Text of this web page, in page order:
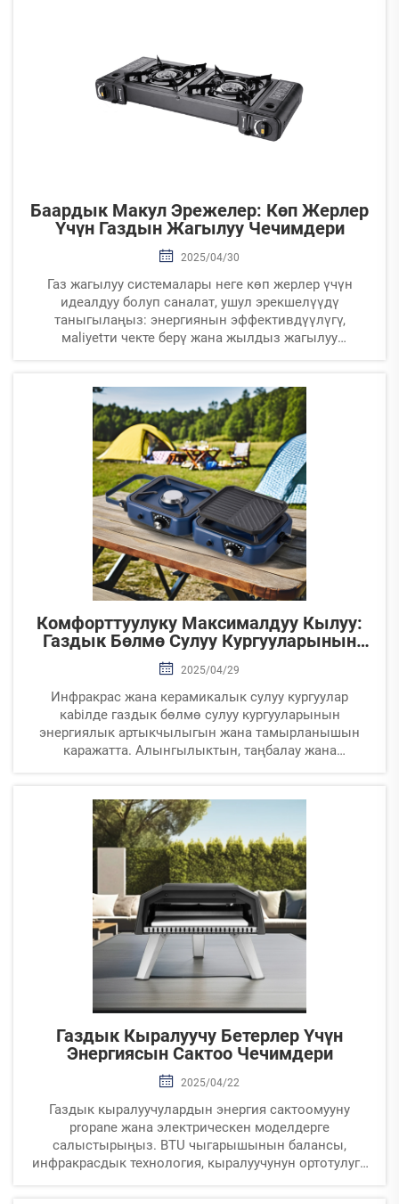
Баардык Макул Эрежелер: Көп Жерлер
Үчүн Газдын Жагылуу Чечимдери
2025/04/30
Газ жагылуу системалары неге көп жерлер үчүн
идеалдуу болуп саналат, ушул эрекшелүүдү
таныгылаңыз: энергиянын эффективдүүлүгү,
мaliyetти чекте берү жана жылдыз жагылуу
таныгылаңыз, ал экинчи эле термик комфорттуу
максималдуу кылуу жана мaliyetтерди минималдуу
кылууда.
Комфорттуулуку Максималдуу Кылуу:
Газдык Бөлмө Сулуу Кургууларынын
Артыкчылыктары
2025/04/29
Инфракрас жана керамикалык сулуу кургуулар
кabiлде газдык бөлмө сулуу кургууларынын
энергиялык артыкчылыгын жана тамырланышын
каражатта. Алынгылыктын, таңбалау жана
Газдык Кыралуучу Бетерлер Үчүн
Энергиясын Сактоо Чечимдери
2025/04/22
Газдык кыралуучулардын энергия сактоомууну
propane жана электрическен моделдерге
салыстырыңыз. BTU чыгарышынын балансы,
инфракрасдык технология, кыралуучунун ортотулугу,